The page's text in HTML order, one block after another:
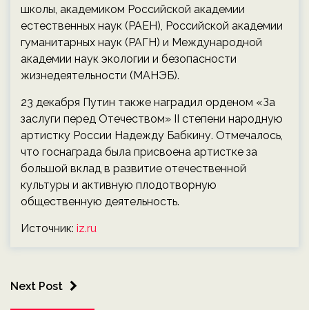
школы, академиком Российской академии
естественных наук (РАЕН), Российской академии
гуманитарных наук (РАГН) и Международной
академии наук экологии и безопасности
жизнедеятельности (МАНЭБ).
23 декабря Путин также наградил орденом «За
заслуги перед Отечеством» II степени народную
артистку России Надежду Бабкину. Отмечалось,
что госнаграда была присвоена артистке за
большой вклад в развитие отечественной
культуры и активную плодотворную
общественную деятельность.
Источник: iz.ru
Next Post